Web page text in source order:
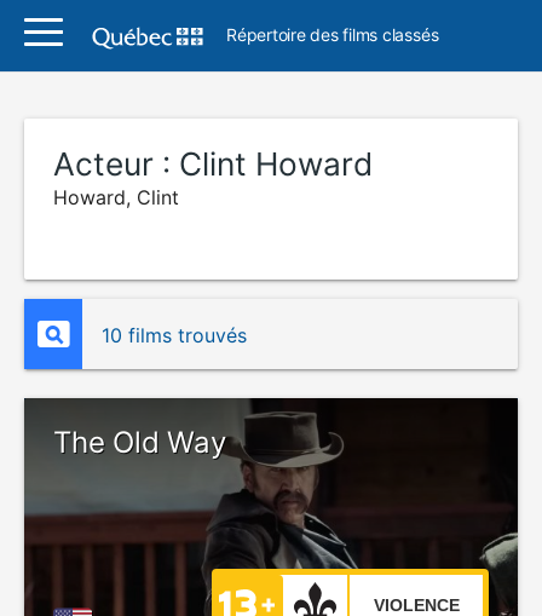
Répertoire des films classés
Acteur : Clint Howard
Howard, Clint
10 films trouvés
The Old Way
VIOLENCE